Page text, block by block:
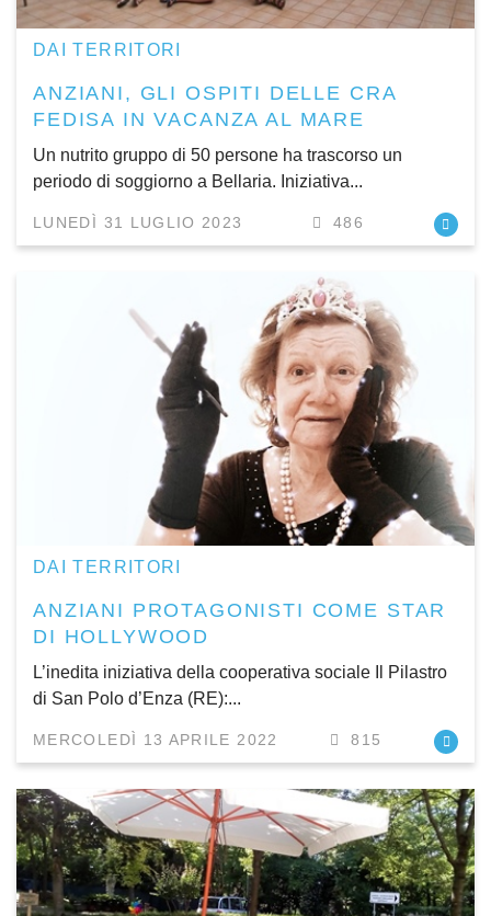
DAI TERRITORI
ANZIANI, GLI OSPITI DELLE CRA
FEDISA IN VACANZA AL MARE
Un nutrito gruppo di 50 persone ha trascorso un
periodo di soggiorno a Bellaria. Iniziativa...
LUNEDÌ 31 LUGLIO 2023 486
DAI TERRITORI
ANZIANI PROTAGONISTI COME STAR
DI HOLLYWOOD
L’inedita iniziativa della cooperativa sociale Il Pilastro
di San Polo d’Enza (RE):...
MERCOLEDÌ 13 APRILE 2022 815